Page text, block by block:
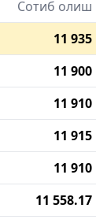
Сотиб олиш
11 935
11 900
11 910
11 915
11 910
11 558.17